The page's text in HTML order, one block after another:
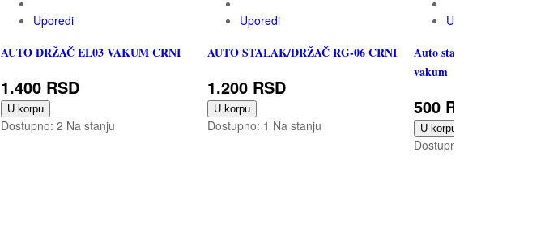
Uporedi
AUTO DRŽAČ EL03 VAKUM CRNI
1.400 RSD
U korpu
Dostupno: 2 Na stanju
Uporedi
AUTO STALAK/DRŽAČ RG-06 CRNI
1.200 RSD
U korpu
Dostupno: 1 Na stanju
Uporedi
Auto stalak/Držač YC-
vakum
500 RSD
U korpu
Dostupno: